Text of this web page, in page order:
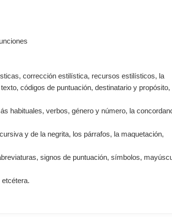
corrección estilística, recursos estilísticos, la
códigos de puntuación, destinatario y propósito,
habituales, verbos, género y número, la
y de la negrita, los párrafos, la maquetación,
signos de puntuación, símbolos,